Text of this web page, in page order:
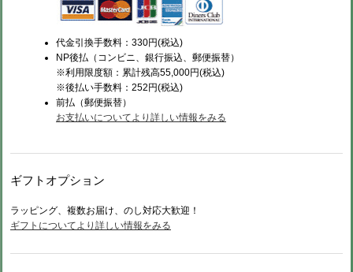
代金引換手数料：330円(税込)
NP後払（コンビニ、銀行振込、郵便振替）
※利用限度額：累計残高55,000円(税込)
※後払い手数料：252円(税込)
前払（郵便振替）
お支払いについてより詳しい情報をみる
ギフトオプション
ラッピング、複数お届け、のし対応大歓迎！
ギフトについてより詳しい情報をみる